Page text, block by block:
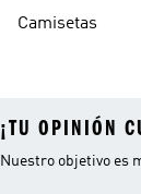
Camisetas
¡TU OPINIÓN
Nuestro objetivo es